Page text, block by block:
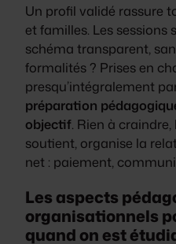
Un profil validé rassure
et familles. Les sessions
schéma transparent,
formalités ? Prises en
presqu’intégralement
préparation
objectif. Rien à
soutient, organise la
net : paiement,
Les aspects
organisationnels
quand on est